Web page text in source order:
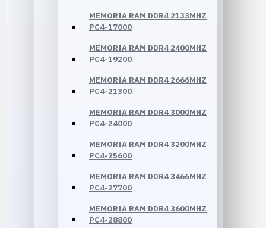
MEMORIA RAM DDR4 2133MHZ
PC4-17000
MEMORIA RAM DDR4 2400MHZ
PC4-19200
MEMORIA RAM DDR4 2666MHZ
PC4-21300
MEMORIA RAM DDR4 3000MHZ
PC4-24000
MEMORIA RAM DDR4 3200MHZ
PC4-25600
MEMORIA RAM DDR4 3466MHZ
PC4-27700
MEMORIA RAM DDR4 3600MHZ
PC4-28800